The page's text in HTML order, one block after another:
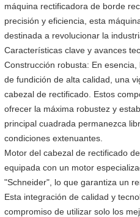
máquina rectificadora de borde
precisión y eficiencia, esta
destinada a revolucionar la
Características clave y avances
Construcción robusta: En
de fundición de alta calidad, una
cabezal de rectificado. Estos
ofrecer la máxima robustez y
principal cuadrada permanezca
condiciones extenuantes.
Motor del cabezal de rectificado
equipada con un motor
"Schneider", lo que garantiza un
Esta integración de calidad y
compromiso de utilizar solo los